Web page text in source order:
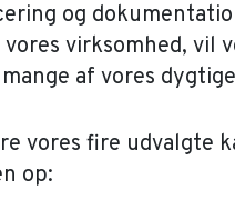
og
virksomhed, vil
af vores
vores fire udvalgte
op: